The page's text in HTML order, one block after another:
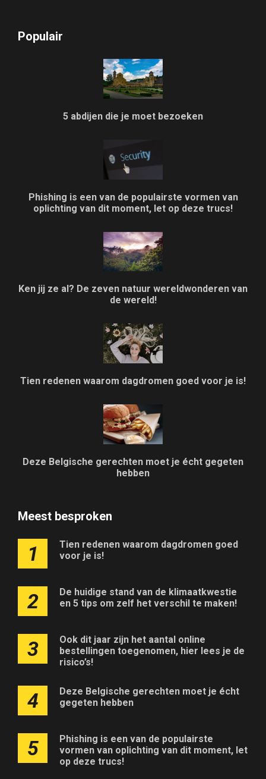
Populair
5 abdijen die je moet bezoeken
Phishing is een van de populairste vormen van
oplichting van dit moment, let op deze trucs!
Ken jij ze al? De zeven natuur wereldwonderen van
de wereld!
Tien redenen waarom dagdromen goed voor je is!
Deze Belgische gerechten moet je écht gegeten
hebben
Meest besproken
1
Tien redenen waarom dagdromen goed
voor je is!
2
De huidige stand van de klimaatkwestie
en 5 tips om zelf het verschil te maken!
3
Ook dit jaar zijn het aantal online
bestellingen toegenomen, hier lees je de
risico’s!
4
Deze Belgische gerechten moet je écht
gegeten hebben
5
Phishing is een van de populairste
vormen van oplichting van dit moment, let
op deze trucs!